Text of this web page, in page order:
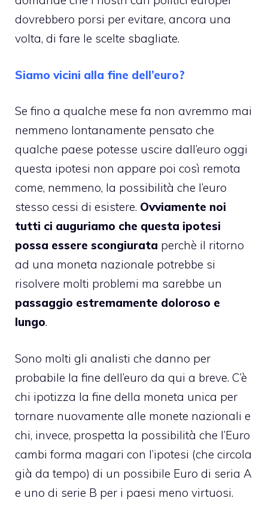
dovrebbero porsi per evitare, ancora una
volta, di fare le scelte sbagliate.
Siamo vicini alla fine dell’euro?
Se fino a qualche mese fa non avremmo mai
nemmeno lontanamente pensato che
qualche paese potesse uscire dall’euro oggi
questa ipotesi non appare poi così remota
come, nemmeno, la possibilità che l’euro
stesso cessi di esistere. Ovviamente noi
tutti ci auguriamo che questa ipotesi
possa essere scongiurata perchè il ritorno
ad una moneta nazionale potrebbe si
risolvere molti problemi ma sarebbe un
passaggio estremamente doloroso e
lungo.
Sono molti gli analisti che danno per
probabile la fine dell’euro da qui a breve. C’è
chi ipotizza la fine della moneta unica per
tornare nuovamente alle monete nazionali e
chi, invece, prospetta la possibilità che l’Euro
cambi forma magari con l’ipotesi (che circola
già da tempo) di un possibile Euro di seria A
e uno di serie B per i paesi meno virtuosi.